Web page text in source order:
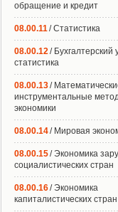
обращение и кредит
08.00.11/ Статистика
08.00.12/ Бухгалтерский
статистика
08.00.13/
инструментальные
экономики
08.00.14/ Мировая
08.00.15/ Экономика
социалистических стран
08.00.16/ Экономика
капиталистических стран